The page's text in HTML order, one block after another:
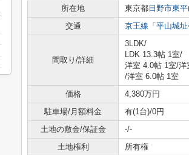
所在地 東京都 日野市東平
交通
京王線 「 平山城址
間取り/詳細
3LDK/
LDK 13.3帖 1室/
洋室 4.0帖 1室/洋
/洋室 6.0帖 1室
価格
4,380万円
駐車場/月額料金
有(1台)/0円
土地の敷金/保証金
-/-
土地権利
所有権